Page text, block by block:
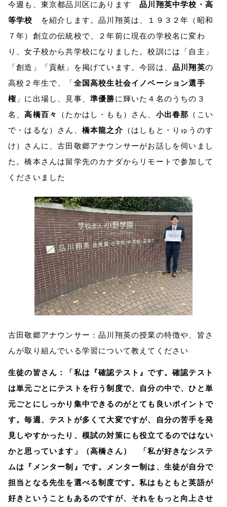
今週も、東京都品川区にあります品川翔英中学校・高
等学校
を紹介します。品川翔英は、１９３２年（昭和
７年）創立の伝統校で、２年前に現在の学校名に変わ
り、女子校から共学校になりました。校訓には「自主」
「創造」「貢献」を掲げています。今回は、 品川翔英の
高校２年生で、「 全国高校生社会イノベーション選手
権 」に出場し、見事、準優勝に輝いた４名のうちの３
名、高橋百々 （たかはし・もも）さん、 小出春那 （こい
で・はるな）さん、 橋本龍之介 （はしもと・りゅうのす
け）さんに、古田敬郷アナウンサーがお話しを伺いまし
た。橋本さんは留学先のカナダからリモートで参加して
くださいました
古田敬郷アナウンサー：品川翔英の授業の特徴や、皆さ
んが取り組んでいる学習について教えてください
生徒の皆さん：「私は『確認テスト』です。確認テスト
は単元ごとにテストを行う制度で、自分の中で、ひと単
元ごとにしっかり集中できるのがとても良いポイントで
す。毎週、テストが多くて大変ですが、自分の苦手を発
見しやすかったり、模試の対策にも役立てるのではない
かと思っています」（高橋さん） 「私が好きなシステ
ムは『メンター制』です。メンター制は、生徒が自分で
担当となる先生を選べる制度です。私はもともと英語が
好きということもあるのですが、それをもっと向上させ